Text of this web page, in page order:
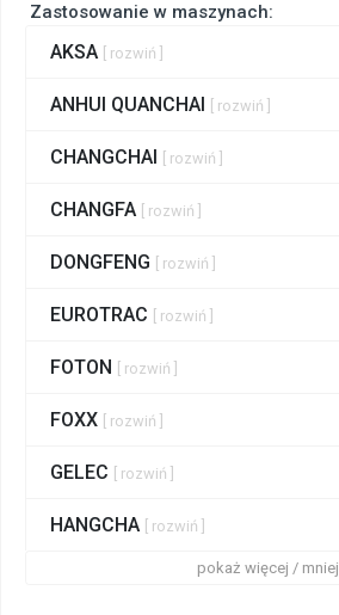
Zastosowanie w maszynach:
AKSA [ rozwiń ]
ANHUI QUANCHAI [ rozwiń ]
CHANGCHAI [ rozwiń ]
CHANGFA [ rozwiń ]
DONGFENG [ rozwiń ]
EUROTRAC [ rozwiń ]
FOTON [ rozwiń ]
FOXX [ rozwiń ]
GELEC [ rozwiń ]
HANGCHA [ rozwiń ]
pokaż więcej / mniej